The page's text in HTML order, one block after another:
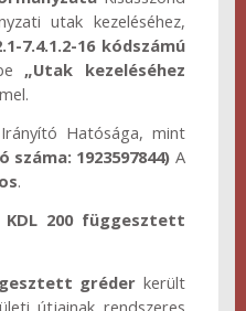
utak kezeléséhez,
7.4.1.2-16 kódszámú
„Utak kezeléséhez
Hatósága, mint
1923597844) A
.
200 függesztett
gréder került
útjainak rendszeres